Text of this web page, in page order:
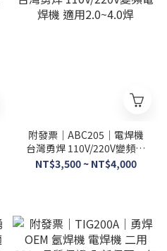
附發票｜ABC205｜電焊機
台灣勇焊 110V/220V變頻電
焊機 適用2.0~4.0焊
NT$3,500 ~ NT$4,000